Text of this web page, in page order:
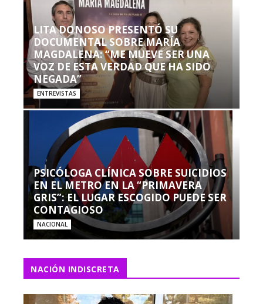
LITA DONOSO PRESENTÓ SU
DOCUMENTAL SOBRE MARÍA
MAGDALENA: “ME MUEVE SER UNA
VOZ DE ESTA VERDAD QUE HA SIDO
NEGADA”
ENTREVISTAS
PSICÓLOGA CLÍNICA SOBRE SUICIDIOS
EN EL METRO EN LA “PRIMAVERA
GRIS”: EL LUGAR ESCOGIDO PUEDE SER
CONTAGIOSO
NACIONAL
NACIÓN INDISCRETA